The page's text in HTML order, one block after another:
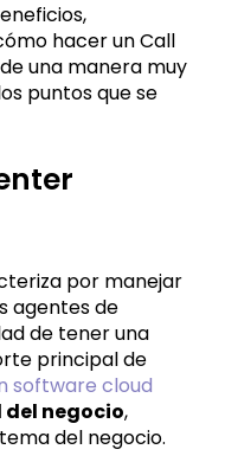
hacer un Call
una manera muy
puntos que se
por manejar
agentes de
de tener una
principal de
software cloud
negocio,
del negocio.